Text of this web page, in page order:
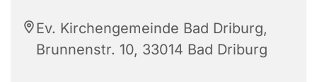
Ev. Kirchengemeinde Bad Driburg,
Brunnenstr. 10, 33014 Bad Driburg